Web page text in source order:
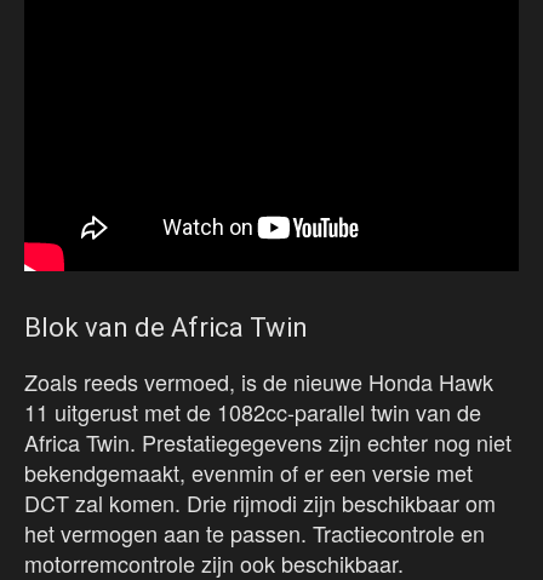
Blok van de Africa Twin
Zoals reeds vermoed, is de nieuwe Honda Hawk
11 uitgerust met de 1082cc-parallel twin van de
Africa Twin. Prestatiegegevens zijn echter nog niet
bekendgemaakt, evenmin of er een versie met
DCT zal komen. Drie rijmodi zijn beschikbaar om
het vermogen aan te passen. Tractiecontrole en
motorremcontrole zijn ook beschikbaar.